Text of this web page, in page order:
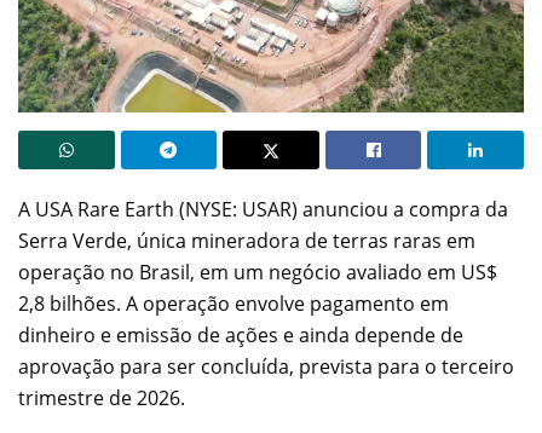
A USA Rare Earth (NYSE: USAR) anunciou a compra da
Serra Verde, única mineradora de terras raras em
operação no Brasil, em um negócio avaliado em US$
2,8 bilhões. A operação envolve pagamento em
dinheiro e emissão de ações e ainda depende de
aprovação para ser concluída, prevista para o terceiro
trimestre de 2026.